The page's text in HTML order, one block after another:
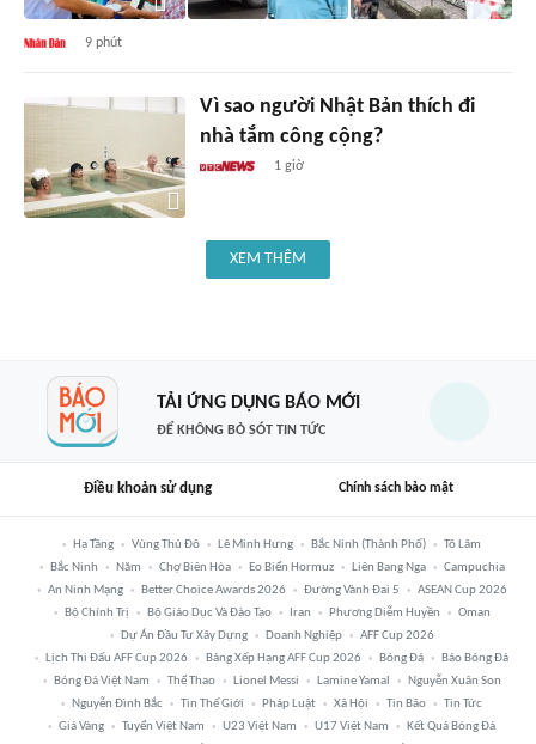
9 phút
Vì sao người Nhật Bản thích đi
nhà tắm công cộng?
1 giờ
XEM THÊM
TẢI ỨNG DỤNG BÁO MỚI
ĐỂ KHÔNG BỎ SÓT TIN TỨC
Điều khoản sử dụng Chính sách bảo mật
Hạ Tầng Vùng Thủ Đô Lê Minh Hưng Bắc Ninh (thành Phố)
Tô Lâm
Bắc Ninh
Năm Chợ Biên Hòa Eo Biển Hormuz Liên Bang Nga
Campuchia
An Ninh Mạng
Better Choice Awards 2026 Đường Vành Đai 5
ASEAN Cup 2026
Bộ Chính Trị
Bộ Giáo Dục Và Đào Tạo Iran Phương Diễm Huyền
Oman
Dự Án Đầu Tư Xây Dựng
Doanh Nghiệp
AFF Cup 2026
Lịch Thi Đấu AFF Cup 2026
Bảng Xếp Hạng AFF Cup 2026 Bóng Đá
Báo Bóng Đá
Bóng Đá Việt Nam
Thể Thao Lionel Messi Lamine Yamal
Nguyễn Xuân Son
Nguyễn Đình Bắc
Tin Thế Giới Pháp Luật Xã Hội Tin Bão
Tin Tức
Giá Vàng
Tuyển Việt Nam U23 Việt Nam U17 Việt Nam
Kết Quả Bóng Đá